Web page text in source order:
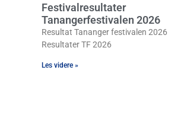
Festivalresultater
Tanangerfestivalen 2026
Resultat Tananger festivalen 2026
Resultater TF 2026
Les videre »